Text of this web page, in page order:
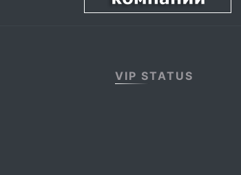
VIP STATUS